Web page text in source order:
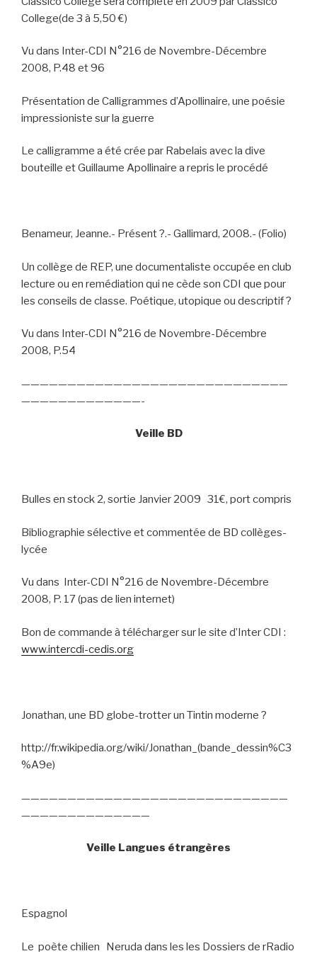
College(de 3 à 5,50 €)
Vu dans Inter-CDI N°216 de Novembre-Décembre
2008, P.48 et 96
Présentation de Calligrammes d’Apollinaire, une poésie
impressioniste sur la guerre
Le calligramme a été crée par Rabelais avec la dive
bouteille et Guillaume Apollinaire a repris le procédé
Benameur, Jeanne.- Présent ?.- Gallimard, 2008.- (Folio)
Un collège de REP, une documentaliste occupée en club
lecture ou en remédiation qui ne cède son CDI que pour
les conseils de classe. Poétique, utopique ou descriptif ?
Vu dans Inter-CDI N°216 de Novembre-Décembre
2008, P.54
—————————————————————————————
—————————————-
Veille BD
Bulles en stock 2, sortie Janvier 2009 31€, port compris
Bibliographie sélective et commentée de BD collèges-
lycée
Vu dans Inter-CDI N°216 de Novembre-Décembre
2008, P. 17 (pas de lien internet)
Bon de commande à télécharger sur le site d’Inter CDI :
www.intercdi-cedis.org
Jonathan, une BD globe-trotter un Tintin moderne ?
http://fr.wikipedia.org/wiki/Jonathan_(bande_dessin%C3
%A9e)
—————————————————————————————
——————————————
Veille Langues étrangères
Espagnol
Le poète chilien
Neruda dans les les Dossiers de rRadio